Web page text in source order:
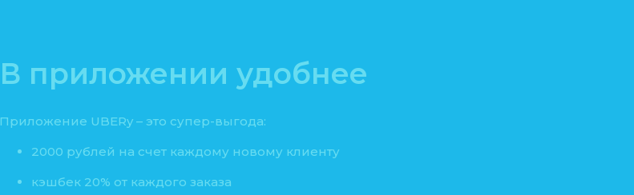
В приложении удобнее
Приложение UBERy – это супер-выгода:
2000 рублей на счет каждому новому клиенту
кэшбек 20% от каждого заказа